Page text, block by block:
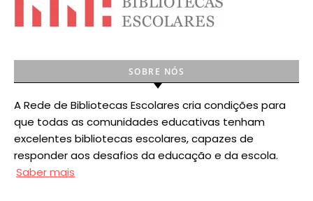
SOBRE NÓS
A Rede de Bibliotecas Escolares cria condições para
que todas as comunidades educativas tenham
excelentes bibliotecas escolares, capazes de
responder aos desafios da educação e da escola.
Saber mais